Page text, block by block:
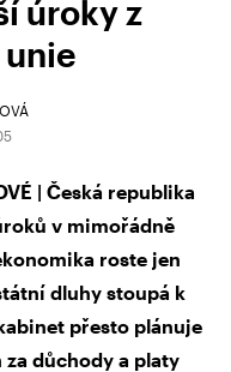
úroky z
unie
| Česká republika
v mimořádně
roste jen
dluhy stoupá k
přesto plánuje
důchody a platy